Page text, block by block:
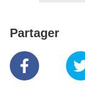
Partager